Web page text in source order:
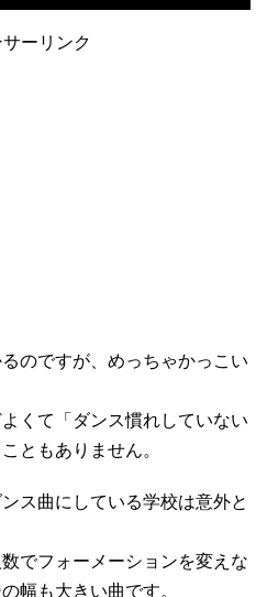
ーリンク
のですが、めっちゃかっこい
くて「ダンス慣れしていない
ともありません。
ス曲にしている学校は意外と
でフォーメーションを変えな
幅も大きい曲です。